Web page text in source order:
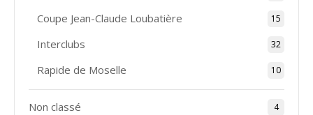
Coupe Jean-Claude Loubatière 15
Interclubs 32
Rapide de Moselle 10
Non classé 4